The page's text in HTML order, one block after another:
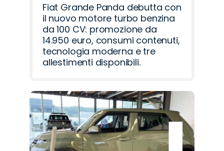
Fiat Grande Panda debutta con
il nuovo motore turbo benzina
da 100 CV: promozione da
14.950 euro, consumi contenuti,
tecnologia moderna e tre
allestimenti disponibili.